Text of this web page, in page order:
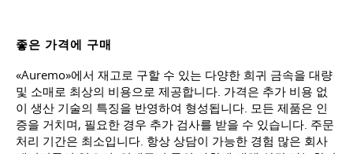
좋은 가격에 구매
«Auremo»에서 재고로 구할 수 있는 다양한 희귀 금속을 대량
및 소매로 최상의 비용으로 제공합니다. 가격은 추가 비용 없
이 생산 기술의 특징을 반영하여 형성됩니다. 모든 제품은 인
증을 거치며, 필요한 경우 추가 검사를 받을 수 있습니다. 주문
처리 기간은 최소입니다. 항상 상담이 가능한 경험 많은 회사